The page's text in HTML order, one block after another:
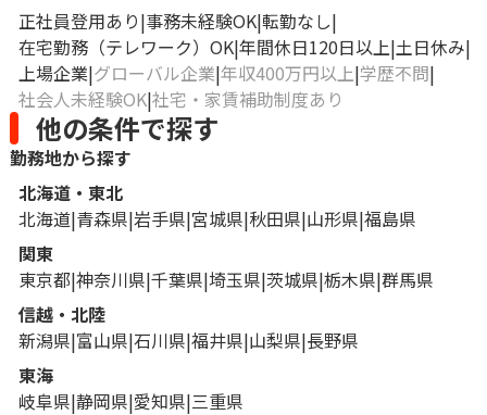
正社員登用あり 事務未経験OK 転勤なし
在宅勤務（テレワーク）OK 年間休日120日以上 土日休み
上場企業 グローバル企業 年収400万円以上 学歴不問
社会人未経験OK 社宅・家賃補助制度あり
他の条件で探す
勤務地から探す
北海道・東北
北海道 青森県 岩手県 宮城県 秋田県 山形県 福島県
関東
東京都 神奈川県 千葉県 埼玉県 茨城県 栃木県 群馬県
信越・北陸
新潟県 富山県 石川県 福井県 山梨県 長野県
東海
岐阜県 静岡県 愛知県 三重県